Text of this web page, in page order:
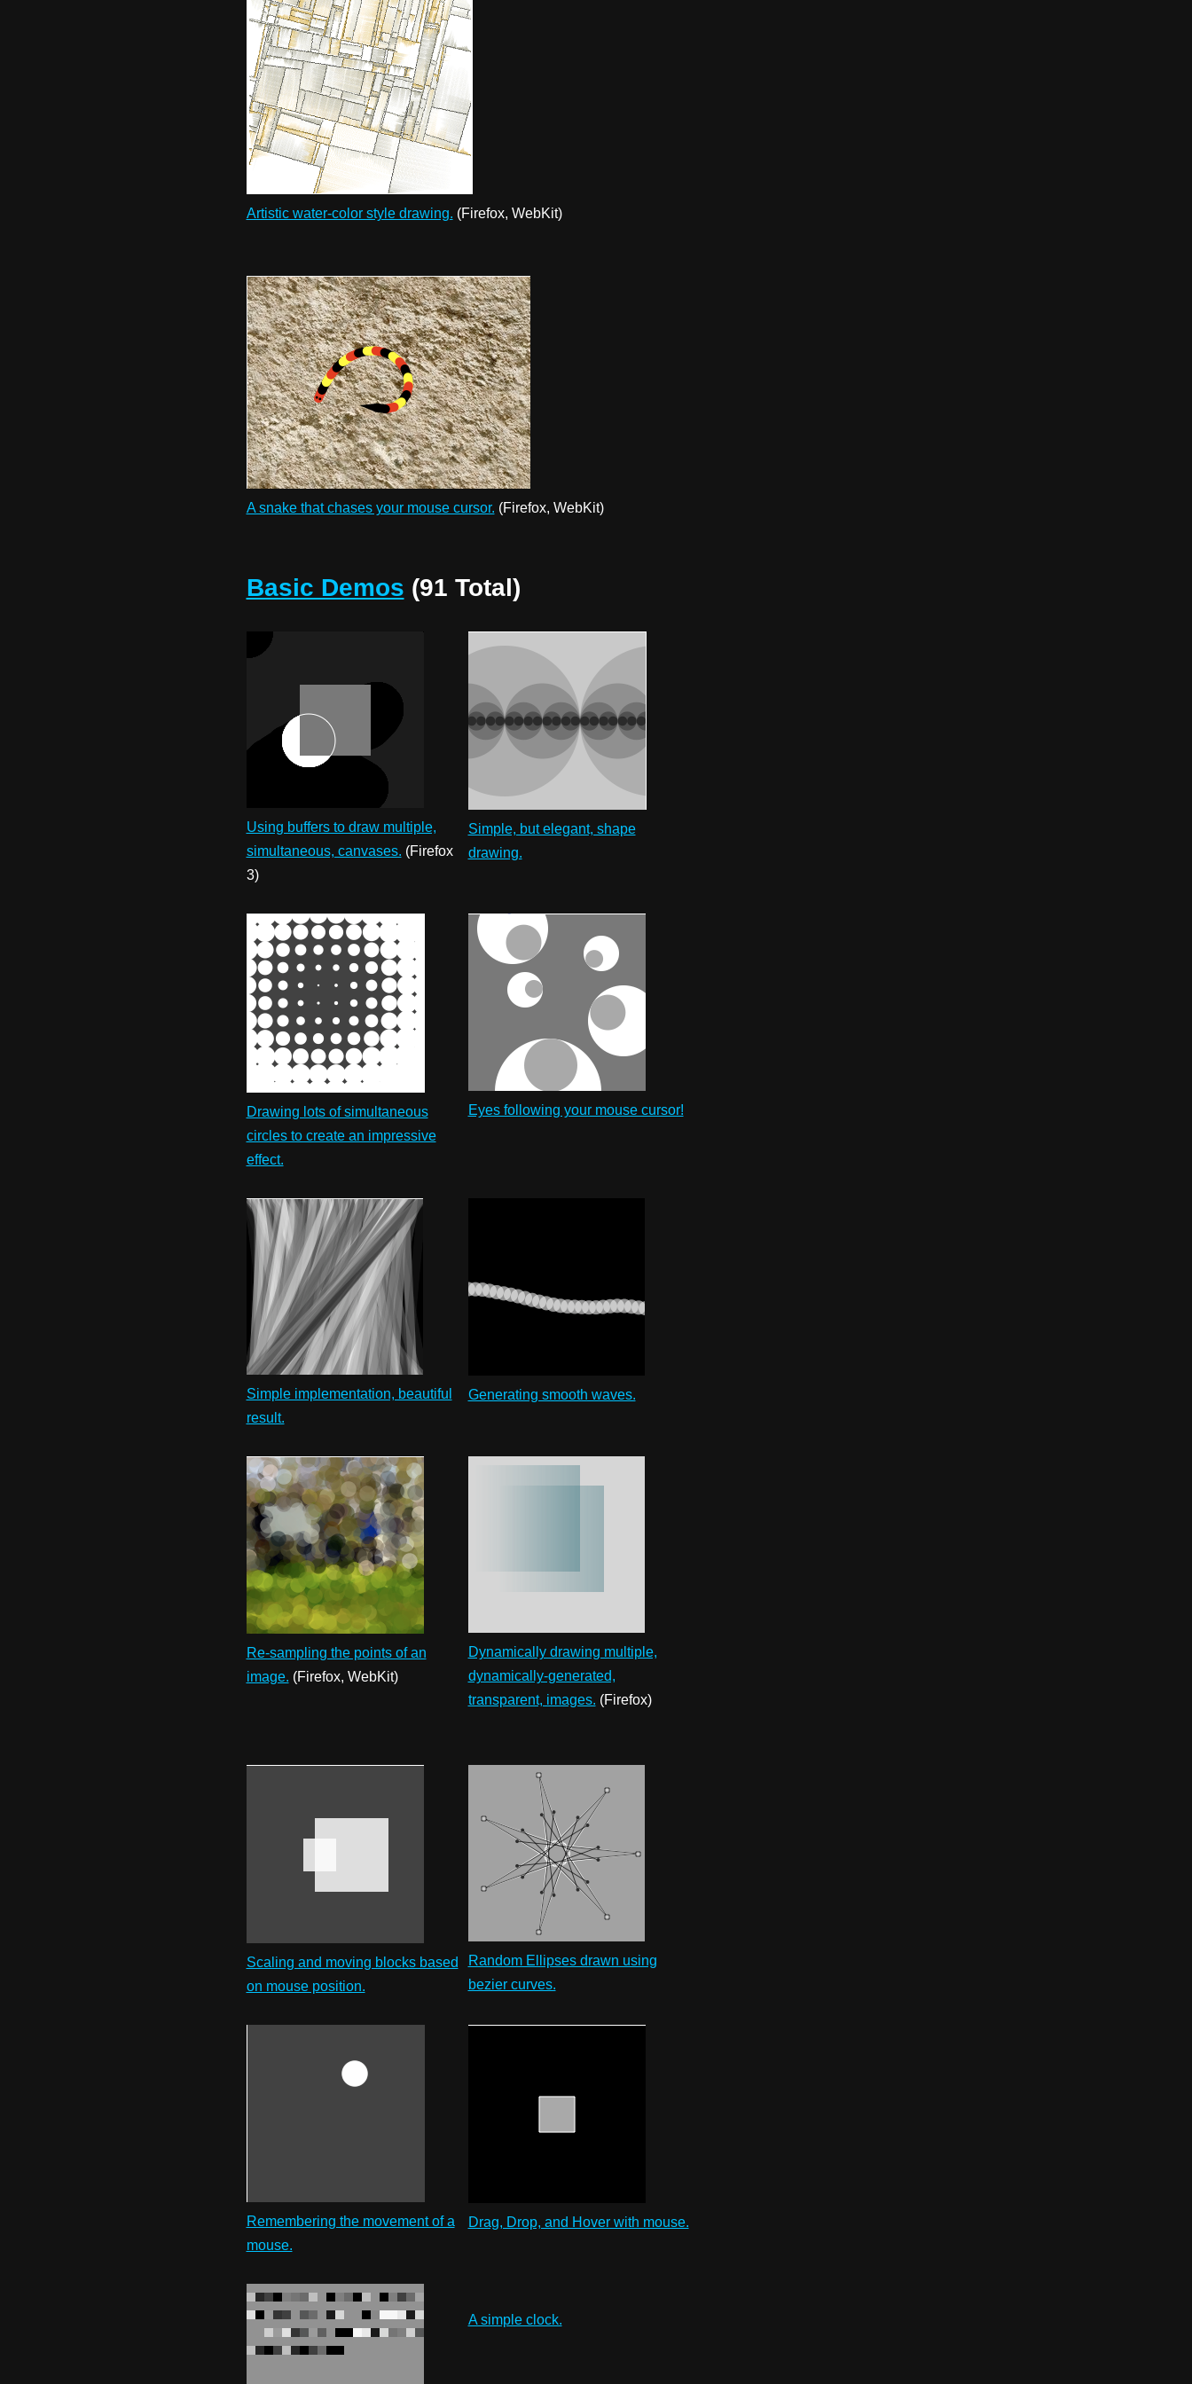
Artistic water-color style drawing. (Firefox, WebKit)
A snake that chases your mouse cursor. (Firefox, WebKit)
Basic Demos (91 Total)
Using buffers to draw multiple,
simultaneous, canvases. (Firefox
3)
Simple, but elegant, shape
drawing.
Drawing lots of simultaneous
circles to create an impressive
effect.
Eyes following your mouse cursor!
Simple implementation, beautiful
result.
Generating smooth waves.
Re-sampling the points of an
image. (Firefox, WebKit)
Dynamically drawing multiple,
dynamically-generated,
transparent, images. (Firefox)
Scaling and moving blocks based
on mouse position.
Random Ellipses drawn using
bezier curves.
Remembering the movement of a
mouse.
Drag, Drop, and Hover with mouse.
A simple clock.